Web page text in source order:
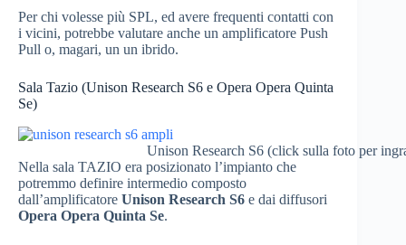
Per chi volesse più SPL, ed avere frequenti contatti con
i vicini, potrebbe valutare anche un amplificatore Push
Pull o, magari, un un ibrido.
Sala Tazio (Unison Research S6 e Opera Opera Quinta
Se)
Unison Research S6 (click sulla foto per
Nella sala TAZIO era posizionato l’impianto che
potremmo definire intermedio composto
dall’amplificatore Unison Research S6 e dai diffusori
Opera Opera Quinta Se.